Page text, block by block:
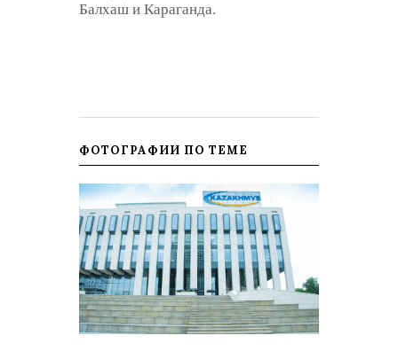
Балхаш и Караганда.
ФОТОГРАФИИ ПО ТЕМЕ